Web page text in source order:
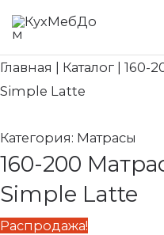
Перейти
содержимому
Главная Каталог
160-
Simple Latte
Категория: Матрасы
160-200
Simple Latte
Распродажа!
Первоначальная
составляла
49
Search...